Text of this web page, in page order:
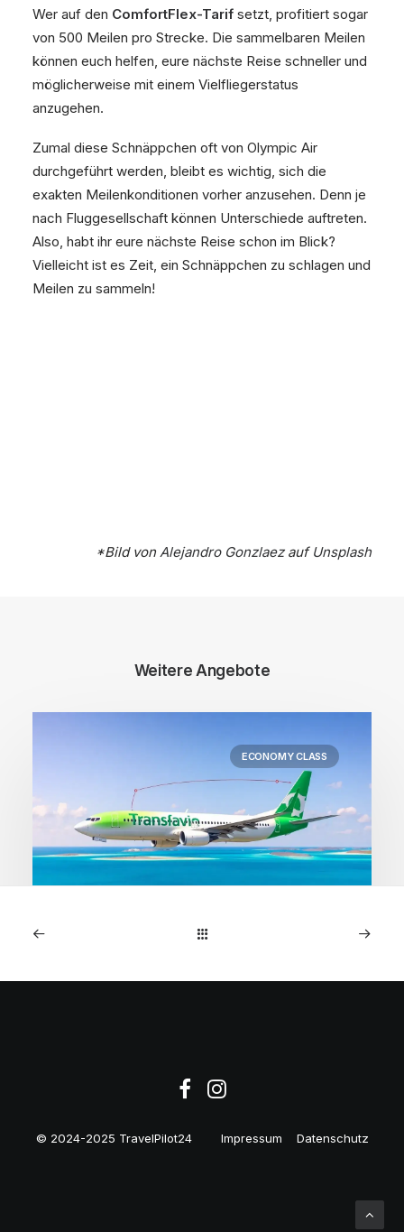
Wer auf den ComfortFlex-Tarif setzt, profitiert sogar
von 500 Meilen pro Strecke. Die sammelbaren Meilen
können euch helfen, eure nächste Reise schneller und
möglicherweise mit einem Vielfliegerstatus
anzugehen.
Zumal diese Schnäppchen oft von Olympic Air
durchgeführt werden, bleibt es wichtig, sich die
exakten Meilenkonditionen vorher anzusehen. Denn je
nach Fluggesellschaft können Unterschiede auftreten.
Also, habt ihr eure nächste Reise schon im Blick?
Vielleicht ist es Zeit, ein Schnäppchen zu schlagen und
Meilen zu sammeln!
*Bild vonAlejandro Gonzlaezauf Unsplash
Weitere Angebote
ECONOMY CLASS
1. Mai 2026
© 2024-2025 TravelPilot24 Impressum Datenschutz